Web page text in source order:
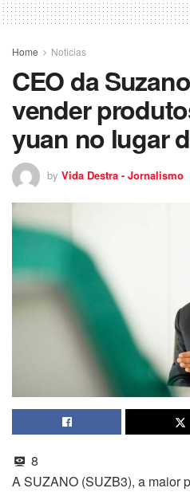
Home Noticias
CEO da
vender
yuan no lugar
by Vida Destra - Jornalismo
8
A SUZANO (SUZB3), a maior